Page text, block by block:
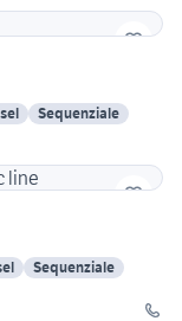
Sequenziale
Sequenziale